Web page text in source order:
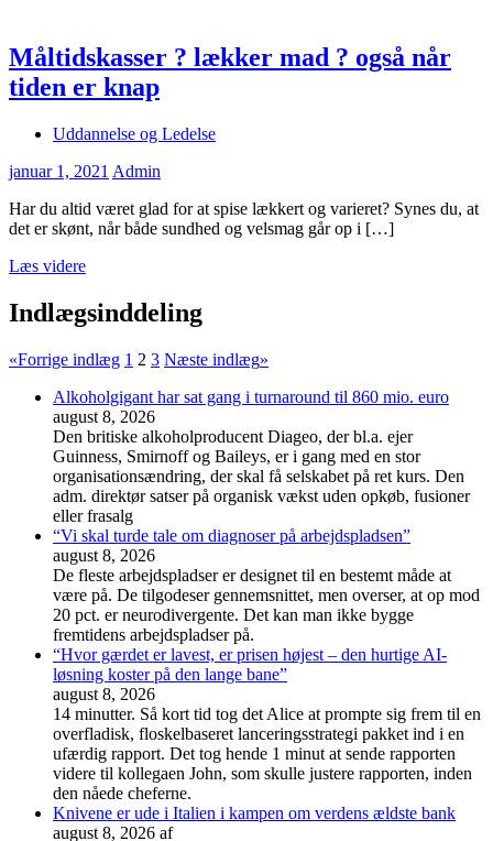
Måltidskasser ? lækker mad ? også når
tiden er knap
Uddannelse og Ledelse
januar 1, 2021 Admin
Har du altid været glad for at spise lækkert og varieret? Synes du, at
det er skønt, når både sundhed og velsmag går op i […]
Læs videre
Indlægsinddeling
«Forrige indlæg 1 2 3 Næste indlæg»
Alkoholgigant har sat gang i turnaround til 860 mio. euro
august 8, 2026
Den britiske alkoholproducent Diageo, der bl.a. ejer
Guinness, Smirnoff og Baileys, er i gang med en stor
organisationsændring, der skal få selskabet på ret kurs. Den
adm. direktør satser på organisk vækst uden opkøb, fusioner
eller frasalg
“Vi skal turde tale om diagnoser på arbejdspladsen”
august 8, 2026
De fleste arbejdspladser er designet til en bestemt måde at
være på. De tilgodeser gennemsnittet, men overser, at op mod
20 pct. er neurodivergente. Det kan man ikke bygge
fremtidens arbejdspladser på.
“Hvor gærdet er lavest, er prisen højest – den hurtige AI-
løsning koster på den lange bane”
august 8, 2026
14 minutter. Så kort tid tog det Alice at prompte sig frem til en
overfladisk, floskelbaseret lanceringsstrategi pakket ind i en
ufærdig rapport. Det tog hende 1 minut at sende rapporten
videre til kollegaen John, som skulle justere rapporten, inden
den nåede cheferne.
Knivene er ude i Italien i kampen om verdens ældste bank
august 8, 2026 af